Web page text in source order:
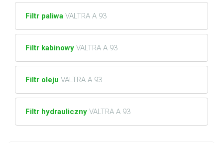
Filtr paliwa VALTRA A 93
Filtr kabinowy VALTRA A 93
Filtr oleju VALTRA A 93
Filtr hydrauliczny VALTRA A 93